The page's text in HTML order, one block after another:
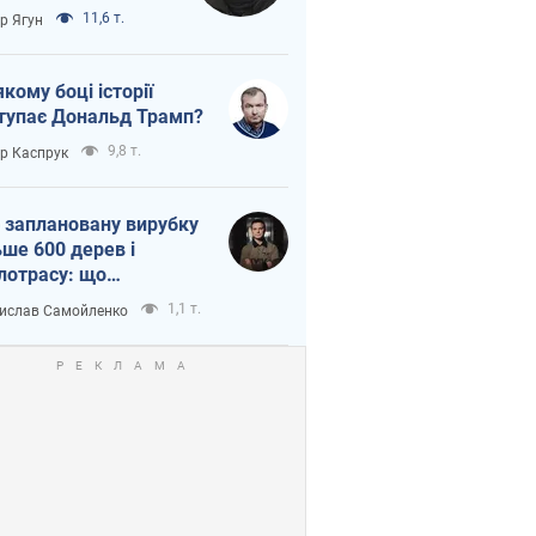
логістика
Ягун 11,6 т.
боці історії
Дональд Трамп?
Каспрук 9,8 т.
вирубку
600 дерев і
що
на Теремках
Самойленко 1,1 т.